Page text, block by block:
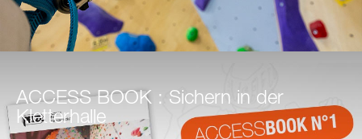
ACCESS BOOK : Sichern in der
Kletterhalle